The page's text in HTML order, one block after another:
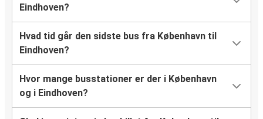
Eindhoven?
Hvad tid går den sidste bus fra København til
Eindhoven?
Hvor mange busstationer er der i København
og i Eindhoven?